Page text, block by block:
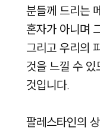
분들께 드리는
혼자가 아니며
그리고 우리의
것을 느낄 수
것입니다.
팔레스타인의